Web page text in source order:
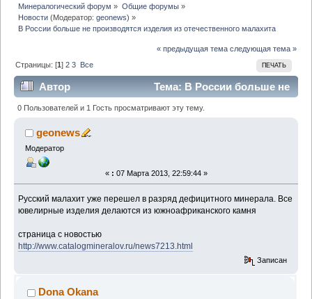
Минералогический форум » Общие форумы»
Новости (Модератор:geonews) »
В России больше не производятся изделия из отечественного малахита
« предыдущая тема следующая тема »
ПЕЧАТЬ
Страницы: [1]2 3 Все
Автор
Тема: В России больше не
производятся изделия из отечественного малахита
(Прочитано 5612 раз)
0 Пользователей и 1 Гость просматривают эту тему.
geonews
Модератор
« : 07 Марта 2013, 22:59:44 »
Русский малахит уже перешел в разряд дефицитного минерала. Все
ювелирные изделия делаются из южноафриканского камня
страница с новостью
http://www.catalogmineralov.ru/news7213.html
Записан
Dona Okana